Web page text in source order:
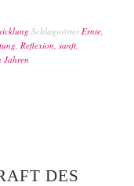
SchlagwörterErnte,
, Reflexion, sanft,
Jahren
DES